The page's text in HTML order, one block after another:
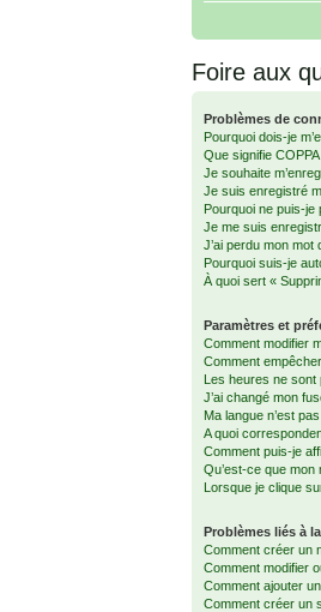
Foire aux
Problèmes de
Pourquoi dois-je
Que signifie
Je souhaite
Je suis enregistré
Pourquoi ne puis-
Je me suis
J’ai perdu mon mot
Pourquoi suis-je
À quoi sert «
Paramètres et
Comment modifier
Comment
Les heures ne sont
J’ai changé mon
Ma langue n’est
A quoi
Comment puis-je
Qu’est-ce que mon
Lorsque je clique
Problèmes liés à
Comment créer un
Comment modifier
Comment ajouter
Comment créer un